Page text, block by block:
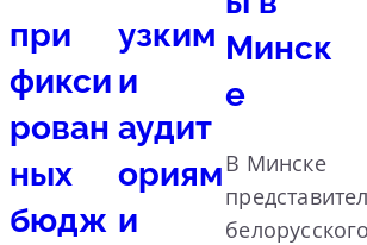
при
фикси
рован
ных
бюдж
узким
и
аудит
ориям
и
Минск
е
В Минске
белорусского